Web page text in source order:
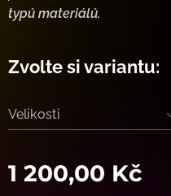
typů materiálů.
Zvolte si variantu:
Velikosti
1 200,00 Kč